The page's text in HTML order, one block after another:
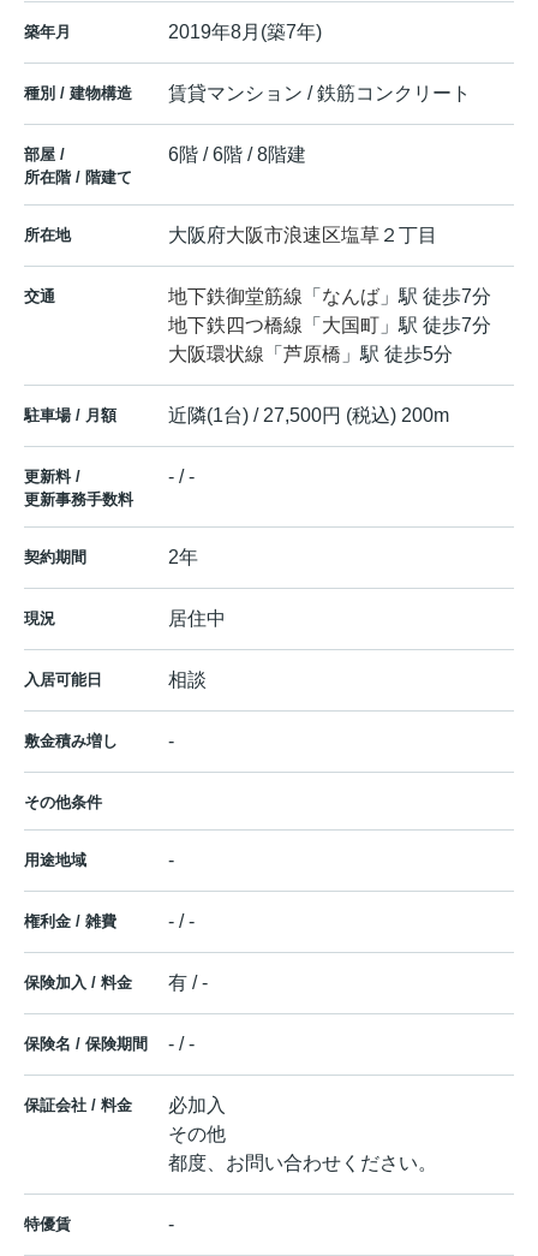
築年月 2019年8月(築7年)
種別 / 建物構造 賃貸マンション / 鉄筋コンクリート
部屋 /
所在階 / 階建て
6階 / 6階 / 8階建
所在地 大阪府大阪市浪速区塩草 ２丁目
交通 地下鉄御堂筋線 「 なんば 」駅 徒歩7分
地下鉄四つ橋線 「 大国町 」駅 徒歩7分
大阪環状線 「 芦原橋 」駅 徒歩5分
駐車場 / 月額 近隣(1台) / 27,500円 (税込) 200m
更新料 /
更新事務手数料
- / -
契約期間 2年
現況 居住中
入居可能日 相談
敷金積み増し -
その他条件
用途地域 -
権利金 / 雑費 - / -
保険加入 / 料金 有 / -
保険名 / 保険期間 - / -
保証会社 / 料金
必加入
その他
都度、お問い合わせください。
特優賃 -